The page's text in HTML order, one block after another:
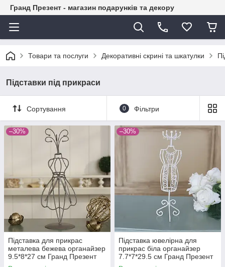
Гранд Презент - магазин подарунків та декору
Товари та послуги Декоративні скрині та шкатулки
Підставки під прикраси
Сортування 0 Фільтри
–30%
Підставка для прикрас
металева бежева органайзер
9.5*8*27 см Гранд Презент
GM19-13234B-2
–30%
Підставка ювелірна для
прикрас біла органайзер
7.7*7*29.5 см Гранд Презент
GM19-13225B